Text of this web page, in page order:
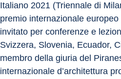
Italiano 2021 (Triennale di
premio internazionale
invitato per conferenze e
Svizzera, Slovenia, Ecuador,
membro della giuria del
internazionale d’architettura